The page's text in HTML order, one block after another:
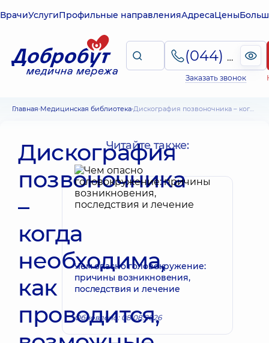
ВрачиУслугиПрофильные направленияАдресаЦены
(044) 495-2-888
Заказать звонок
Главная Медицинская библиотека Дискография позвоночника – когда необходима, как проводится, возможные последствия
Дискография
позвоночника
–
когда
необходима,
как
проводится,
Читайте также:
Чем опасно головокружение:
причины возникновения,
последствия и лечение
Обновлено: 08.08.2026